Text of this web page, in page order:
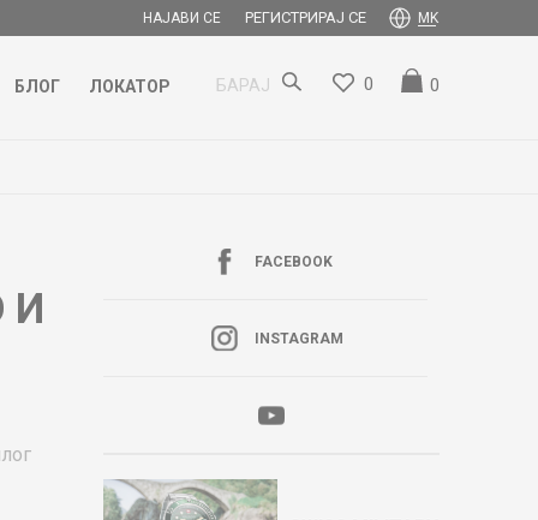
НАЈАВИ СЕ РЕГИСТРИРАЈ СЕ MK
БЛОГ ЛОКАТОР БАРАЈ 0
0
И
FACEBOOK
INSTAGRAM